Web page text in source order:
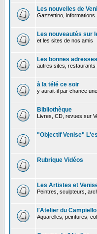
Les nouvelles de
Gazzettino, informations ..
Les nouveautés sur
et les sites de nos amis
Les bonnes adresses
autres sites, restaurants
à la télé ce soir
y aurait-il par chance
Bibliothèque
Livres, CD, revues sur
"Objectif Venise"
Rubrique Vidéos
Les Artistes et
Peintres, sculpteurs,
l'Atelier du Campiello
Aquarelles, peintures,